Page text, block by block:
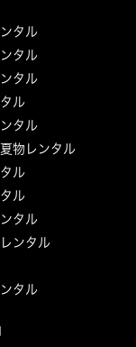
タル
タル
タル
ル
タル
物レンタル
ル
ル
タル
ンタル
タル